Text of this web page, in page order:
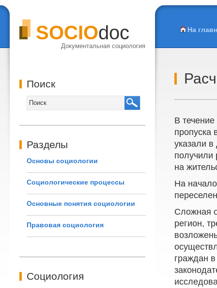
SOCIOdoc
Документальная социология
Поиск
Разделы
Основы социологии
Социологические процессы
Основные понятия социологии
Правовая социология
Социология
На
В
пропуска
указали
получили
на
На
Сложная
регион,
граждан